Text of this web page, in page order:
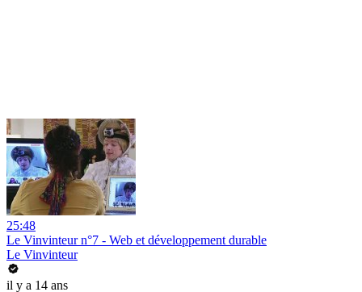
25:48
Le Vinvinteur n°7 - Web et développement durable
Le Vinvinteur
il y a 14 ans